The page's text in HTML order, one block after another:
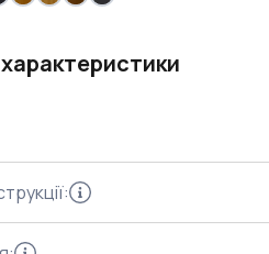
характеристики
: